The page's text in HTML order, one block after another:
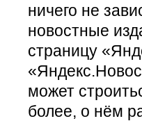
ничего не
новостные
страницу
может
более, о нём